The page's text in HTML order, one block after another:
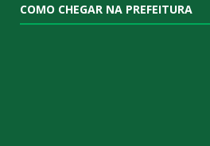
COMO CHEGAR NA PREFEITURA